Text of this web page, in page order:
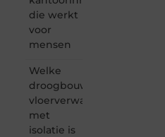
die werkt
voor
mensen
Welke
droogbouw
vloerverwarming
met
isolatie is